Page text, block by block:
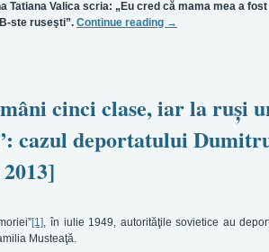
Tatiana Valica scria: „Eu cred că mama mea a
ste ruseşti”. Continue reading →
cinci clase, iar la ruşi
cazul deportatului
[1], în iulie 1949, autorităţile sovietice au
Musteaţă.